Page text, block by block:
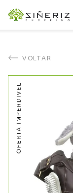
VOLTAR